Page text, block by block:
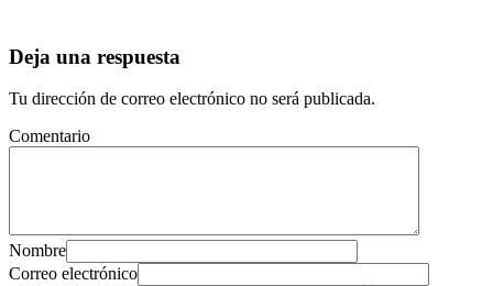
Deja una respuesta
Tu dirección de correo electrónico no será publicada.
Comentario
Nombre
Correo electrónico